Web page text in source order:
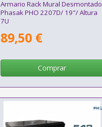
Armario Rack Mural Desmontado
Phasak PHO 2207D/ 19"/ Altura
7U
89,50 €
Comprar